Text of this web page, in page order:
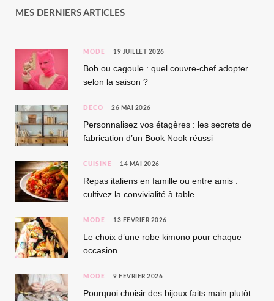
MES DERNIERS ARTICLES
MODE 19 JUILLET 2026
Bob ou cagoule : quel couvre-chef adopter
selon la saison ?
DÉCO 26 MAI 2026
Personnalisez vos étagères : les secrets de
fabrication d’un Book Nook réussi
CUISINE 14 MAI 2026
Repas italiens en famille ou entre amis :
cultivez la convivialité à table
MODE 13 FÉVRIER 2026
Le choix d’une robe kimono pour chaque
occasion
MODE 9 FÉVRIER 2026
Pourquoi choisir des bijoux faits main plutôt